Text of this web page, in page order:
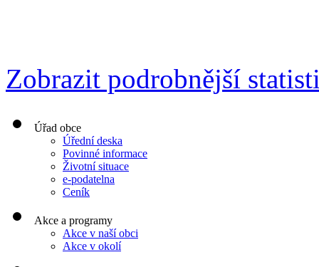
Zobrazit podrobnější
Úřad obce
Úřední deska
Povinné informace
Životní situace
e-podatelna
Ceník
Akce a programy
Akce v naší obci
Akce v okolí